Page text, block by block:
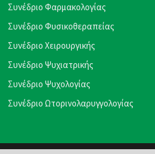
Συνέδριο Φαρμακολογίας
Συνέδριο Φυσικοθεραπείας
Συνέδριο Χειρουργικής
Συνέδριο Ψυχιατρικής
Συνέδριο Ψυχολογίας
Συνέδριο Ωτορινολαρυγγολογίας